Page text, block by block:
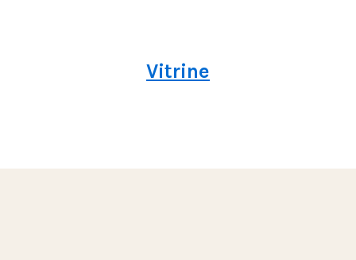
Vitrine